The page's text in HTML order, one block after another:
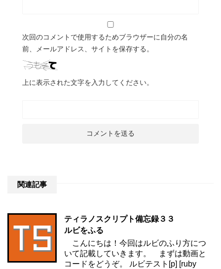
次回のコメントで使用するためブラウザーに自分の名
前、メールアドレス、サイトを保存する。
上に表示された文字を入力してください。
関連記事
ティラノスクリプト備忘録３３
ルビをふる
こんにちは！今回はルビのふり方につ
いて記載していきます。 まずは動画と
コードをどうぞ。 ルビテスト[p] [ruby